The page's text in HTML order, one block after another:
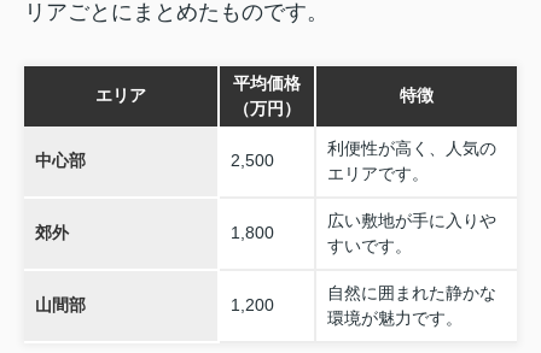
リアごとにまとめたものです。
エリア
平均価格
（万円）
特徴
中心部 2,500
利便性が高く、人気の
エリアです。
郊外 1,800
広い敷地が手に入りや
すいです。
山間部 1,200
自然に囲まれた静かな
環境が魅力です。